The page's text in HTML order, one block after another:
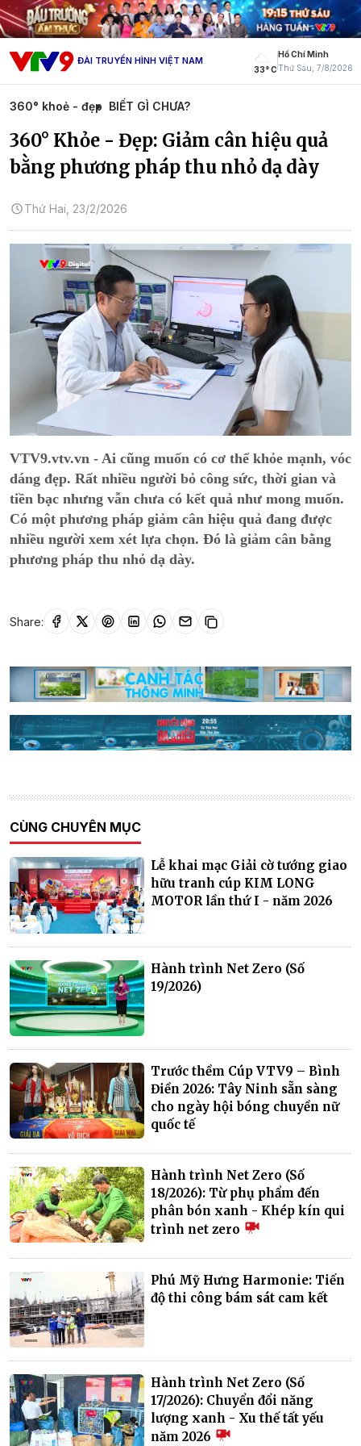
ĐÀI TRUYỀN HÌNH VIỆT NAM
33° C
Hồ Chí Minh
Thứ Sáu, 7/8/2026
360° khoẻ - đẹp BIẾT GÌ CHƯA?
360° Khỏe - Đẹp: Giảm cân hiệu quả
bằng phương pháp thu nhỏ dạ dày
Thứ Hai, 23/2/2026
VTV9.vtv.vn - Ai cũng muốn có cơ thể khỏe mạnh, vóc
dáng đẹp. Rất nhiều người bỏ công sức, thời gian và
tiền bạc nhưng vẫn chưa có kết quả như mong muốn.
Có một phương pháp giảm cân hiệu quả đang được
nhiều người xem xét lựa chọn. Đó là giảm cân bằng
phương pháp thu nhỏ dạ dày.
Share:
CÙNG CHUYÊN MỤC
Lễ khai mạc Giải cờ tướng giao
hữu tranh cúp KIM LONG
MOTOR lần thứ I - năm 2026
Hành trình Net Zero (Số
19/2026)
Trước thềm Cúp VTV9 – Bình
Điền 2026: Tây Ninh sẵn sàng
cho ngày hội bóng chuyền nữ
quốc tế
Hành trình Net Zero (Số
18/2026): Từ phụ phẩm đến
phân bón xanh - Khép kín qui
trình net zero
Phú Mỹ Hưng Harmonie: Tiến
độ thi công bám sát cam kết
Hành trình Net Zero (Số
17/2026): Chuyển đổi năng
lượng xanh - Xu thế tất yếu
năm 2026